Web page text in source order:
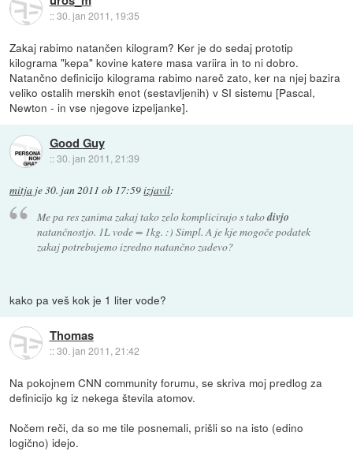
::30. jan 2011, 19:35
Zakaj rabimo natančen kilogram? Ker je do sedaj prototip
kilograma "kepa" kovine katere masa variira in to ni dobro.
Natančno definicijo kilograma rabimo nareč zato, ker na njej bazira
veliko ostalih merskih enot (sestavljenih) v SI sistemu [Pascal,
Newton - in vse njegove izpeljanke].
Good Guy
::30. jan 2011, 21:39
mitja je30. jan 2011 ob 17:59izjavil:
Me pa res zanima zakaj tako zelo komplicirajo s takodivjo
natančnostjo. 1L vode = 1kg. :) Simpl. A je kje mogoče podatek
zakaj potrebujemo izredno natančno zadevo?
kako pa veš kok je 1 liter vode?
Thomas
::30. jan 2011, 21:42
Na pokojnem CNN community forumu, se skriva moj predlog za
definicijo kg iz nekega števila atomov.
Nočem reči, da so me tile posnemali, prišli so na isto (edino
logično) idejo.